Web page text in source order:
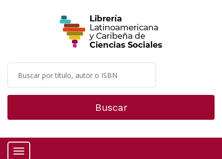
Buscar
Menú